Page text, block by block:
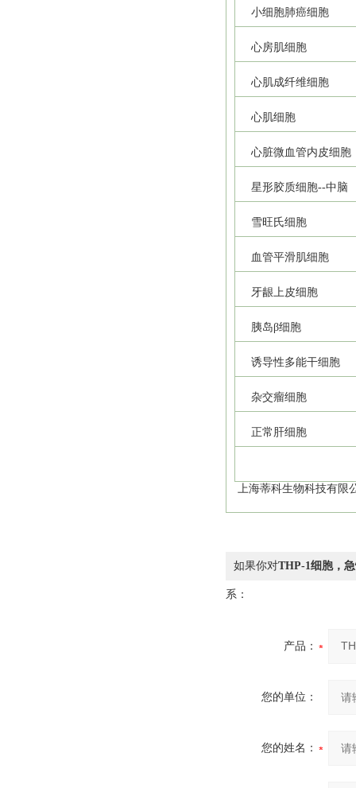
小细胞肺癌细胞
心房肌细胞
心肌成纤维细胞
心肌细胞
心脏微血管内皮细胞
星形胶质细胞--中脑
雪旺氏细胞
血管平滑肌细胞
牙龈上皮细胞
胰岛β细胞
诱导性多能干细胞
杂交瘤细胞
正常肝细胞
上海蒂科生物科技有限
如果你对THP-1细胞，
系：
产品：
您的单位：
您的姓名：